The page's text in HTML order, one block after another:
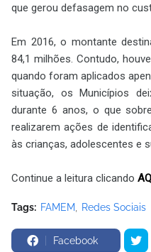
que gerou defasagem no
Em 2016, o montante
84,1 milhões. Contudo,
quando foram aplicados
situação, os Municípios
durante 6 anos, o que
realizarem ações de
às crianças, adolescentes e
Continue a leitura clicando
Tags: FAMEM Redes Sociais
Facebook